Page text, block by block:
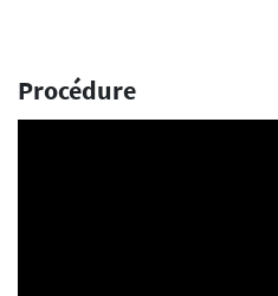
Procédure